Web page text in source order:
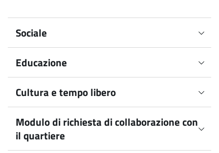
Sociale
Segretariato e centri sociali
ricercano aiuto per la risoluzione di problematiche di
tipo sociale, personali o familiari, possono rivolgersi al
Centro sociale del Quartiere, che offre un servizio di
Segretariato sociale e ha il compito di orientare la loro
Educazione
Servizi educativi 0 -3 anni
Centri estivi
Cultura e tempo libero
Biblioteche
Villa Bandini
Modulo di richiesta di collaborazione con
il quartiere